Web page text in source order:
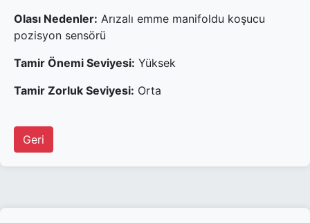
Olası Nedenler: Arızalı emme manifoldu koşucu
pozisyon sensörü
Tamir Önemi Seviyesi: Yüksek
Tamir Zorluk Seviyesi: Orta
Geri